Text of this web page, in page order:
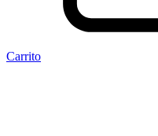
Carrito